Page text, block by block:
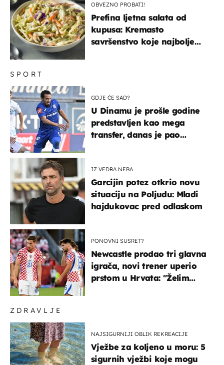
ZDRAVLJE
NAJSIGURNIJI OBLIK REKREACIJE
Vježbe za koljeno u moru: 5
sigurnih vježbi koje mogu
SPORT
GDJE ĆE SAD?
U Dinamu je prošle godine
predstavljen kao mega
transfer, danas je pao
IZ VEDRA NEBA
Garcijin potez otkrio novu
situaciju na Poljudu: Mladi
hajdukovac pred odlaskom
PONOVNI SUSRET?
Newcastle prodao tri glavna
igrača, novi trener uperio
prstom u Hrvata: "Želim
OBVEZNO PROBATI!
Prefina ljetna salata od
kupusa: Kremasto
savršenstvo koje najbolje